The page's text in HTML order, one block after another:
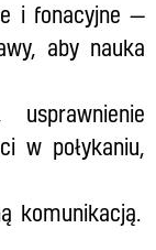
i fonacyjne —
aby nauka
w połykaniu,
komunikacją.